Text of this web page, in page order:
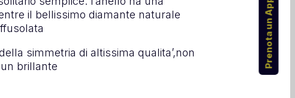
il bellissimo diamante naturale
simmetria di altissima qualita’,non
brillante